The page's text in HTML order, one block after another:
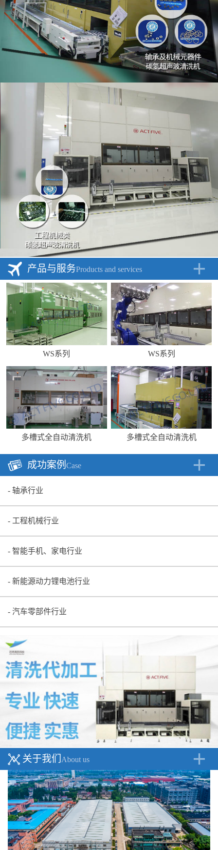
产品与服务Products and services
WS系列 WS系列
多槽式全自动清洗机 多槽式全自动清洗机
成功案例 Case
轴承行业
工程机械行业
智能手机、家电行业
新能源动力锂电池行业
汽车零部件行业
关于我们 About us